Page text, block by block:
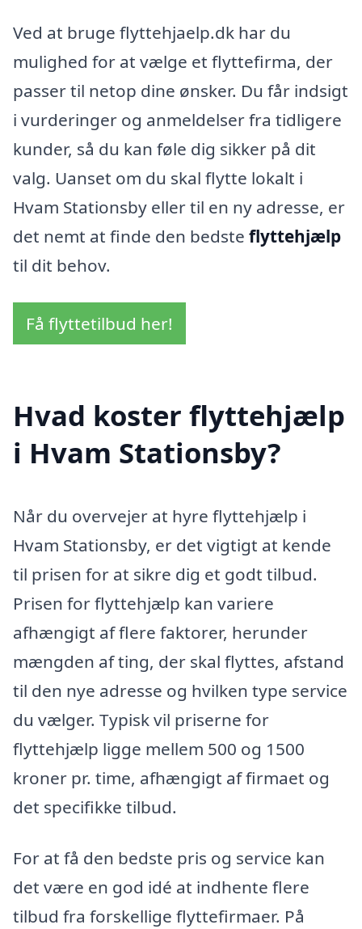
Ved at bruge flyttehjaelp.dk har du
mulighed for at vælge et flyttefirma, der
passer til netop dine ønsker. Du får indsigt
i vurderinger og anmeldelser fra tidligere
kunder, så du kan føle dig sikker på dit
valg. Uanset om du skal flytte lokalt i
Hvam Stationsby eller til en ny adresse, er
det nemt at finde den bedste flyttehjælp
til dit behov.
Få flyttetilbud her!
Hvad koster flyttehjælp
i Hvam Stationsby?
Når du overvejer at hyre flyttehjælp i
Hvam Stationsby, er det vigtigt at kende
til prisen for at sikre dig et godt tilbud.
Prisen for flyttehjælp kan variere
afhængigt af flere faktorer, herunder
mængden af ​​ting, der skal flyttes, afstand
til den nye adresse og hvilken type service
du vælger. Typisk vil priserne for
flyttehjælp ligge mellem 500 og 1500
kroner pr. time, afhængigt af firmaet og
det specifikke tilbud.
For at få den bedste pris og service kan
det være en god idé at indhente flere
tilbud fra forskellige flyttefirmaer. På